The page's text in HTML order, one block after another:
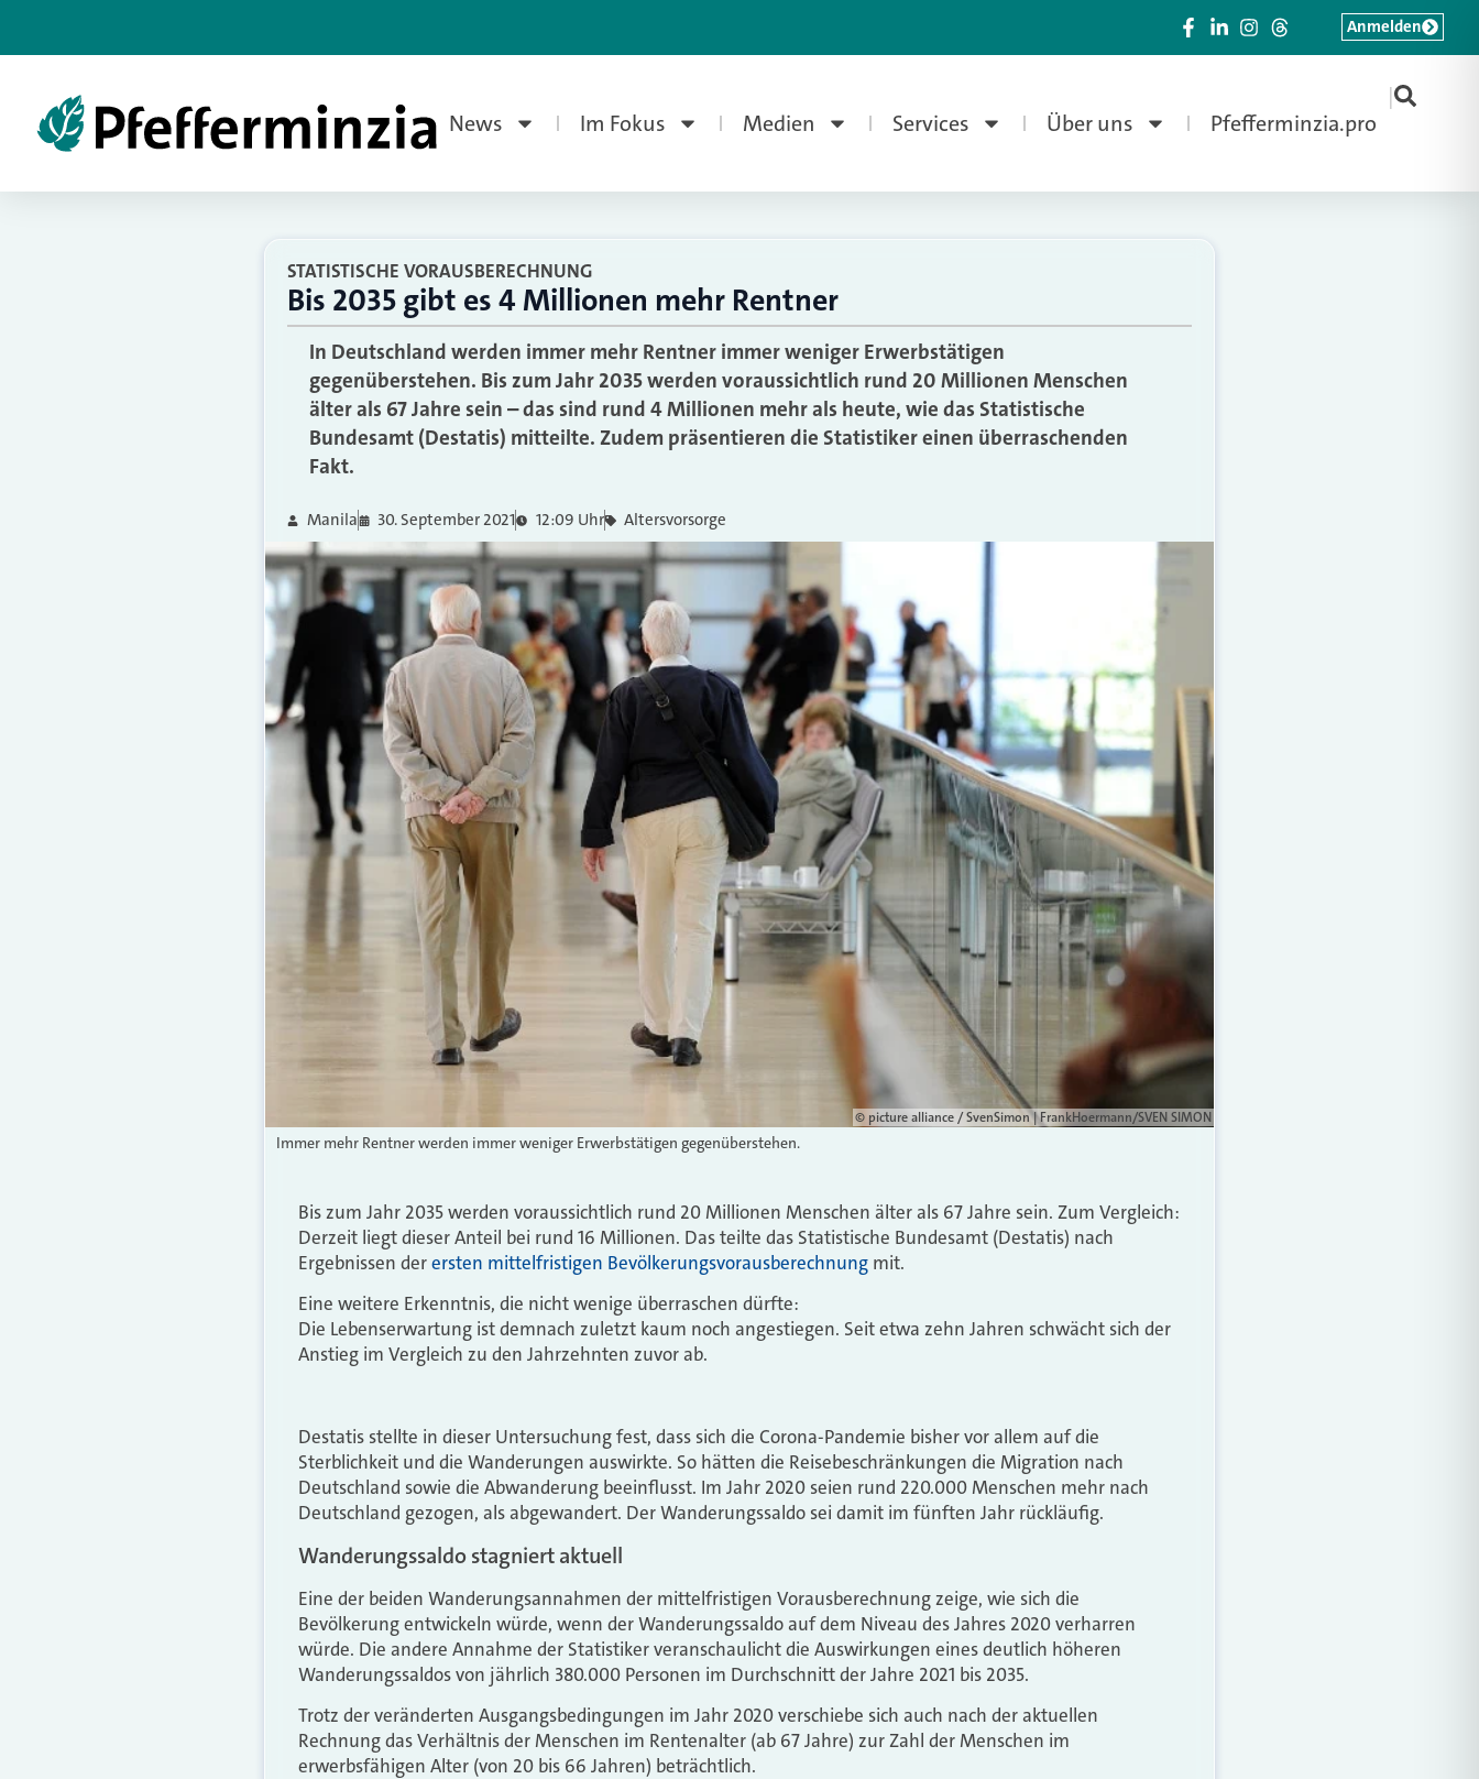
News Im Fokus Medien Services Über uns Pfefferminzia.pro
|
Anmelden
STATISTISCHE VORAUSBERECHNUNG
Bis 2035 gibt es 4 Millionen mehr Rentner
In Deutschland werden immer mehr Rentner immer weniger Erwerbstätigen
gegenüberstehen. Bis zum Jahr 2035 werden voraussichtlich rund 20 Millionen Menschen
älter als 67 Jahre sein – das sind rund 4 Millionen mehr als heute, wie das Statistische
Bundesamt (Destatis) mitteilte. Zudem präsentieren die Statistiker einen überraschenden
Fakt.
Manila 30. September 2021 12:09 Uhr Altersvorsorge
© picture alliance / SvenSimon | FrankHoermann/SVEN SIMON
Immer mehr Rentner werden immer weniger Erwerbstätigen gegenüberstehen.
Bis zum Jahr 2035 werden voraussichtlich rund 20 Millionen Menschen älter als 67 Jahre sein. Zum Vergleich:
Derzeit liegt dieser Anteil bei rund 16 Millionen. Das teilte das Statistische Bundesamt (Destatis) nach
Ergebnissen derersten mittelfristigen Bevölkerungsvorausberechnung mit.
Eine weitere Erkenntnis, die nicht wenige überraschen dürfte:
Die Lebenserwartung ist demnach zuletzt kaum noch angestiegen. Seit etwa zehn Jahren schwächt sich der
Anstieg im Vergleich zu den Jahrzehnten zuvor ab.
Destatis stellte in dieser Untersuchung fest, dass sich die Corona-Pandemie bisher vor allem auf die
Sterblichkeit und die Wanderungen auswirkte. So hätten die Reisebeschränkungen die Migration nach
Deutschland sowie die Abwanderung beeinflusst. Im Jahr 2020 seien rund 220.000 Menschen mehr nach
Deutschland gezogen, als abgewandert. Der Wanderungssaldo sei damit im fünften Jahr rückläufig.
Wanderungssaldo stagniert aktuell
Eine der beiden Wanderungsannahmen der mittelfristigen Vorausberechnung zeige, wie sich die
Bevölkerung entwickeln würde, wenn der Wanderungssaldo auf dem Niveau des Jahres 2020 verharren
würde. Die andere Annahme der Statistiker veranschaulicht die Auswirkungen eines deutlich höheren
Wanderungssaldos von jährlich 380.000 Personen im Durchschnitt der Jahre 2021 bis 2035.
Trotz der veränderten Ausgangsbedingungen im Jahr 2020 verschiebe sich auch nach der aktuellen
Rechnung das Verhältnis der Menschen im Rentenalter (ab 67 Jahre) zur Zahl der Menschen im
erwerbsfähigen Alter (von 20 bis 66 Jahren) beträchtlich.